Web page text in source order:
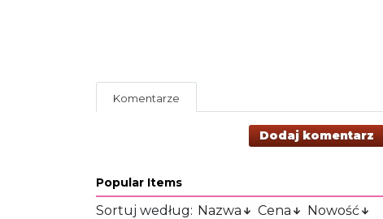
Komentarze
Dodaj komentarz
Popular Items
Sortuj według: Nazwa Cena Nowość